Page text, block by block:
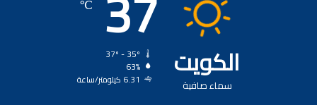
الكويت
سماء صافية
℃
63%
6.31 كيلومتر/ساعة